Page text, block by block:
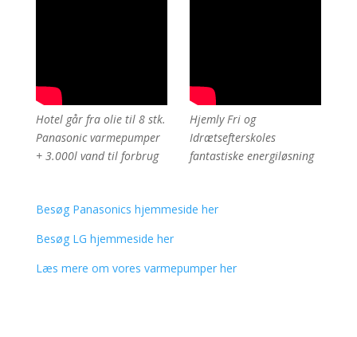
Hotel går fra olie til 8 stk.
Panasonic varmepumper
+ 3.000l vand til forbrug
Hjemly Fri og
Idrætsefterskoles
fantastiske energiløsning
Besøg Panasonics hjemmeside her
Besøg LG hjemmeside her
Læs mere om vores varmepumper her